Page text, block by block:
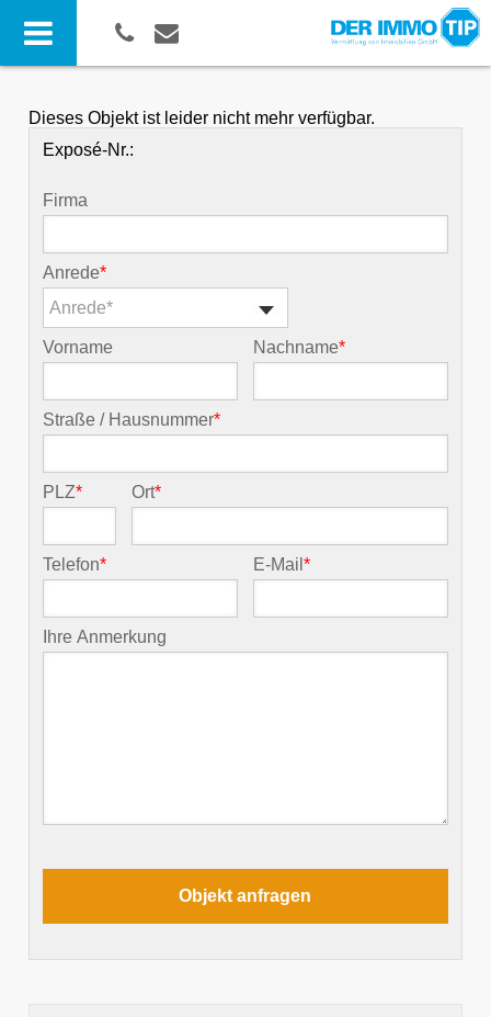
Dieses Objekt ist leider nicht mehr verfügbar.
Exposé-Nr.:
Firma
Anrede*
Anrede*
Vorname Nachname*
Straße / Hausnummer*
PLZ* Ort*
Telefon* E-Mail*
Ihre Anmerkung